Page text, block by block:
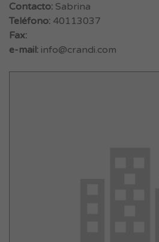
Contacto: Sabrina
Teléfono: 40113037
Fax:
e-mail: info@crandi.com